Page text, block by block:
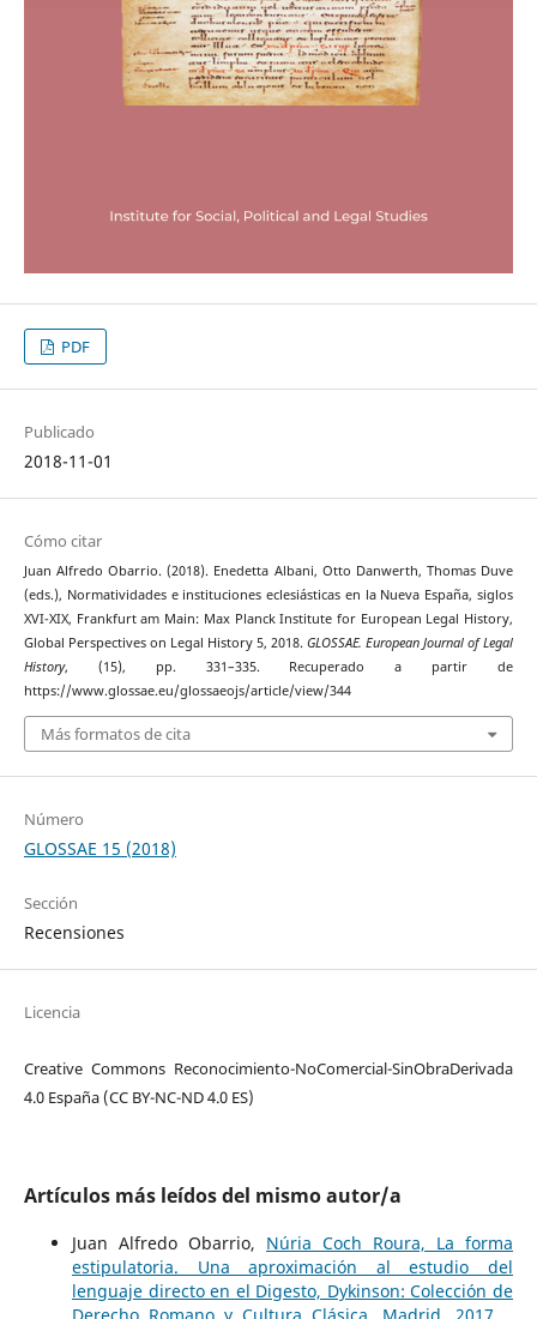
PDF
Publicado
2018-11-01
Cómo citar
Juan Alfredo Obarrio. (2018). Enedetta Albani, Otto Danwerth, Thomas Duve
(eds.), Normatividades e instituciones eclesiásticas en la Nueva España, siglos
XVI-XIX, Frankfurt am Main: Max Planck Institute for European Legal History,
Global Perspectives on Legal History 5, 2018.GLOSSAE. European Journal of Legal
History, (15), pp. 331–335. Recuperado a partir de
https://www.glossae.eu/glossaeojs/article/view/344
Más formatos de cita
Número
GLOSSAE 15 (2018)
Sección
Recensiones
Licencia
Creative Commons Reconocimiento-NoComercial-SinObraDerivada
4.0 España (CC BY-NC-ND 4.0 ES)
Artículos más leídos del mismo autor/a
Juan Alfredo Obarrio, Núria Coch Roura, La forma
estipulatoria. Una aproximación al estudio del
lenguaje directo en el Digesto, Dykinson: Colección de